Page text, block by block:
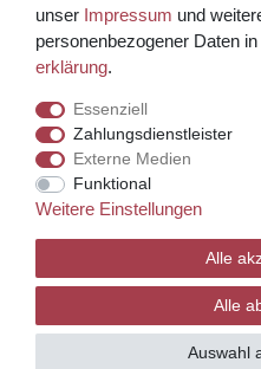
Kreditkarte über PayPal
Wir versenden mit
© Copyright 2026 Weinhaus
Template, CMS &
unser Impressum und
personenbezogener Daten
erklärung.
Essenziell
Zahlungsdienstleister
Externe Medien
Funktional
Weitere Einstellungen
Alle
Alle
Auswahl